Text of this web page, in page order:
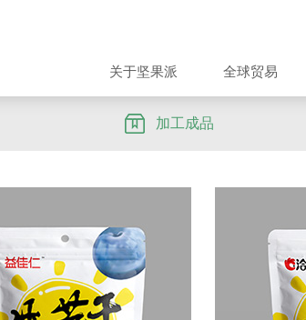
关于坚果派 全球贸易
加工成品